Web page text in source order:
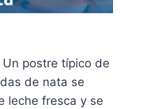
Un postre típico de
de nata se
leche fresca y se